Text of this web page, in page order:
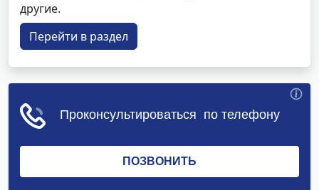
другие.
Перейти в раздел